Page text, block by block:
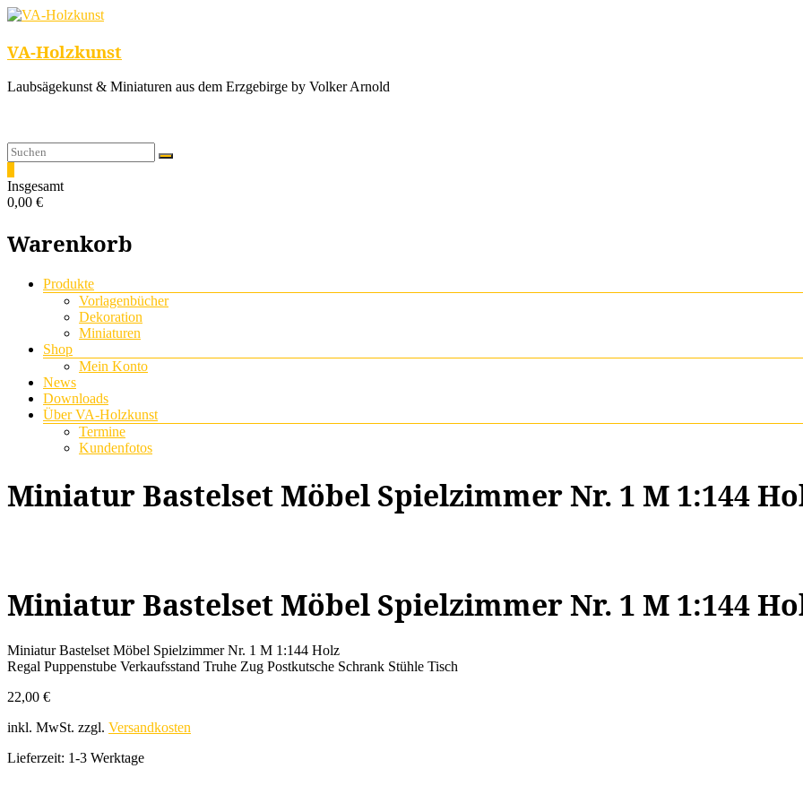
VA-Holzkunst
Laubsägekunst & Miniaturen aus dem Erzgebirge by Volker Arnold
Insgesamt
0,00 €
Warenkorb
Menü
Produkte
Vorlagenbücher
Dekoration
Miniaturen
Shop
Mein Konto
News
Downloads
Über VA-Holzkunst
Termine
Kundenfotos
Miniatur Bastelset Möbel Spielzimmer Nr. 1 M 1:144
Miniatur Bastelset Möbel Spielzimmer Nr. 1 M 1:144
Miniatur Bastelset Möbel Spielzimmer Nr. 1 M 1:144 Holz
Regal Puppenstube Verkaufsstand Truhe Zug Postkutsche Schrank Stühle Tisch
22,00 €
inkl. MwSt. zzgl. Versandkosten
Lieferzeit: 1-3 Werktage